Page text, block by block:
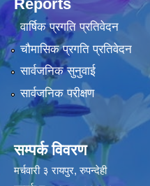
Reports
वार्षिक प्रगति प्रतिवेदन
चौमासिक प्रगति प्रतिवेदन
सार्वजनिक सुनुवाई
सार्वजनिक परीक्षण
सम्पर्क विवरण
मर्चवारी ३ रायपुर, रुपन्देही